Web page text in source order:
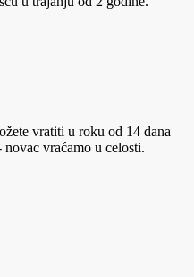
vratiti u roku od 14 dana
vraćamo u celosti.